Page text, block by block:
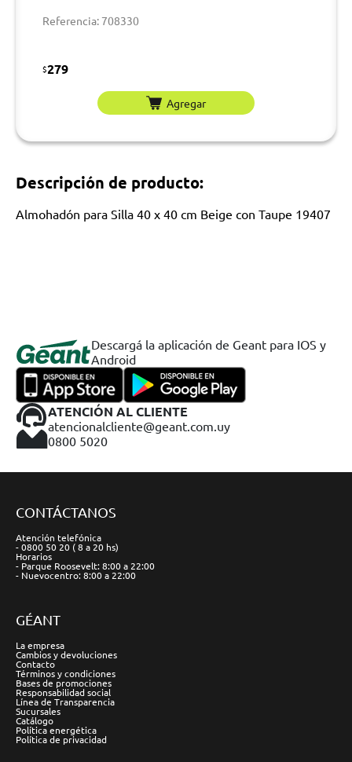
Referencia: 708330
$279
Agregar
Descripción de producto:
Almohadón para Silla 40 x 40 cm Beige con Taupe 19407
Descargá la aplicación de Geant para IOS y
Android
ATENCIÓN AL CLIENTE
atencionalcliente@geant.com.uy
0800 5020
CONTÁCTANOS
Atención telefónica
- 0800 50 20 ( 8 a 20 hs)
Horarios
- Parque Roosevelt: 8:00 a 22:00
- Nuevocentro: 8:00 a 22:00
GÉANT
La empresa
Cambios y devoluciones
Contacto
Términos y condiciones
Bases de promociones
Responsabilidad social
Línea de Transparencia
Sucursales
Catálogo
Política energética
Política de privacidad